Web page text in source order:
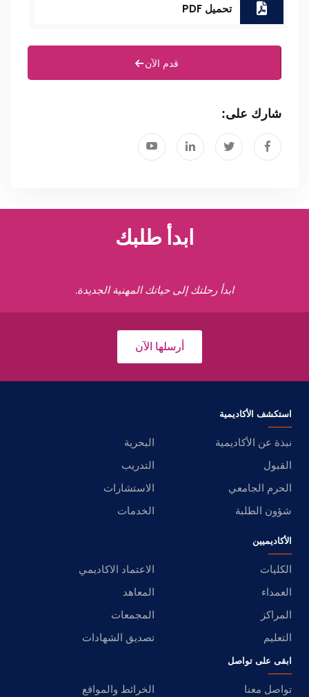
تحميل PDF
قدم الآن
شارك على:
ابدأ طلبك
ابدأ رحلتك إلى حياتك المهنية الجديدة.
أرسلها الآن
استكشف الأكاديمية
نبذة عن الأكاديمية
البحرية
القبول
التدريب
الحرم الجامعي
الاستشارات
شؤون الطلبة
الخدمات
الأكاديميين
الكليات
الاعتماد الاكاديمي
العمداء
المعاهد
المراكز
المجمعات
التعليم
تصديق الشهادات
ابقى على تواصل
تواصل معنا الخرائط والمواقع